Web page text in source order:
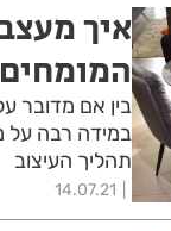
איך
בין אם מדובר
במידה רבה על
תהליך העיצוב
14.07.21